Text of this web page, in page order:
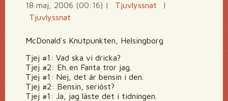
18 maj, 2006 (00:16) | Tjuvlyssnat
|
Tjuvlyssnat
McDonald´s Knutpunkten, Helsingborg
Tjej #1: Vad ska vi dricka?
Tjej #2: Eh..en Fanta tror jag.
Tjej #1: Nej, det är bensin i den.
Tjej #2: Bensin, seriöst?
Tjej #1: Ja, jag läste det i tidningen.